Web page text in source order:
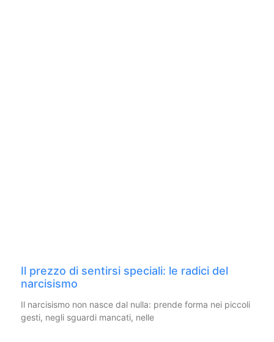
Il prezzo di sentirsi speciali: le radici del
narcisismo
Il narcisismo non nasce dal nulla: prende forma nei piccoli
gesti, negli sguardi mancati, nelle